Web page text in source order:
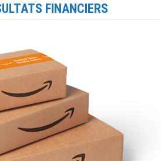
FINANCIERS